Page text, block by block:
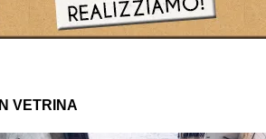
IN VETRINA